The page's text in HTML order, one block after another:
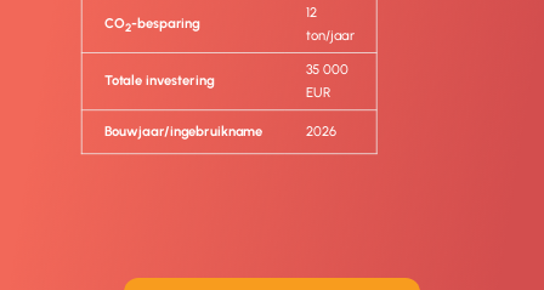
CO2-besparing
12
ton/jaar
Totale investering
35 000
EUR
Bouwjaar/ingebruikname 2026